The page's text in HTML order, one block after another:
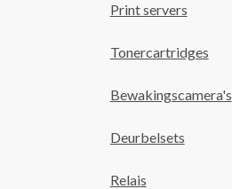
Print servers
Tonercartridges
Bewakingscamera's
Deurbelsets
Relais